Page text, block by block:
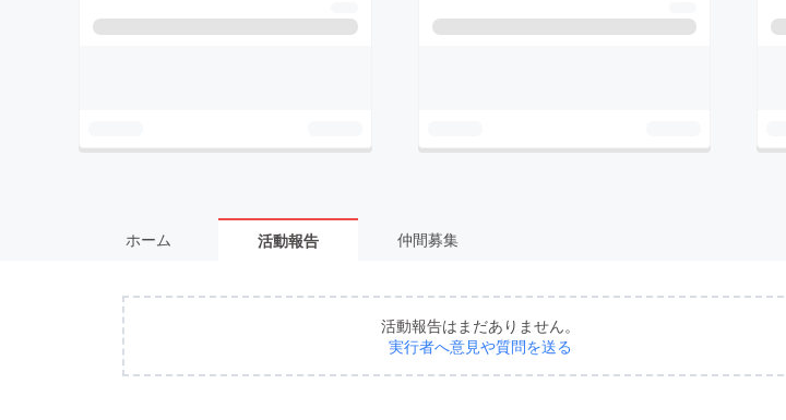
ホーム 活動報告 仲間募集
活動報告はまだありません。
実行者へ意見や質問を送る